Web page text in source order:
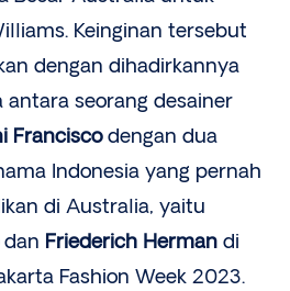
Keinginan tersebut
dengan dihadirkannya
antara seorang desainer
Franciscodengan dua
Indonesia yang pernah
di Australia, yaitu
dan Friederich Herman di
Fashion Week 2023.